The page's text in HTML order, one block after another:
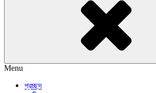
Menu
প্রচ্ছদ